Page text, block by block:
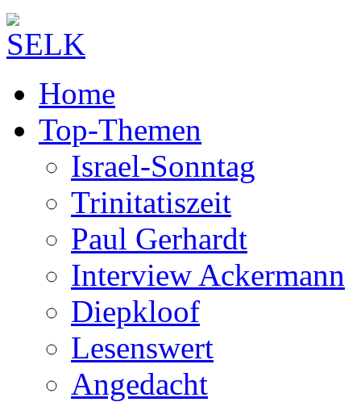
Home
Top-Themen
Israel-Sonntag
Trinitatiszeit
Paul Gerhardt
Interview Ackermann
Diepkloof
Lesenswert
Angedacht